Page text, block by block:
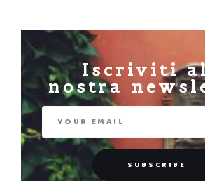
Iscriviti
nostra